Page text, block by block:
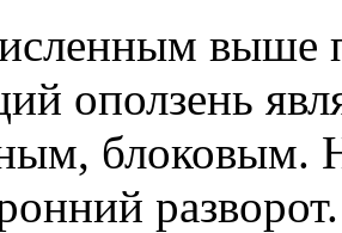
выше
оползень
блоковым.